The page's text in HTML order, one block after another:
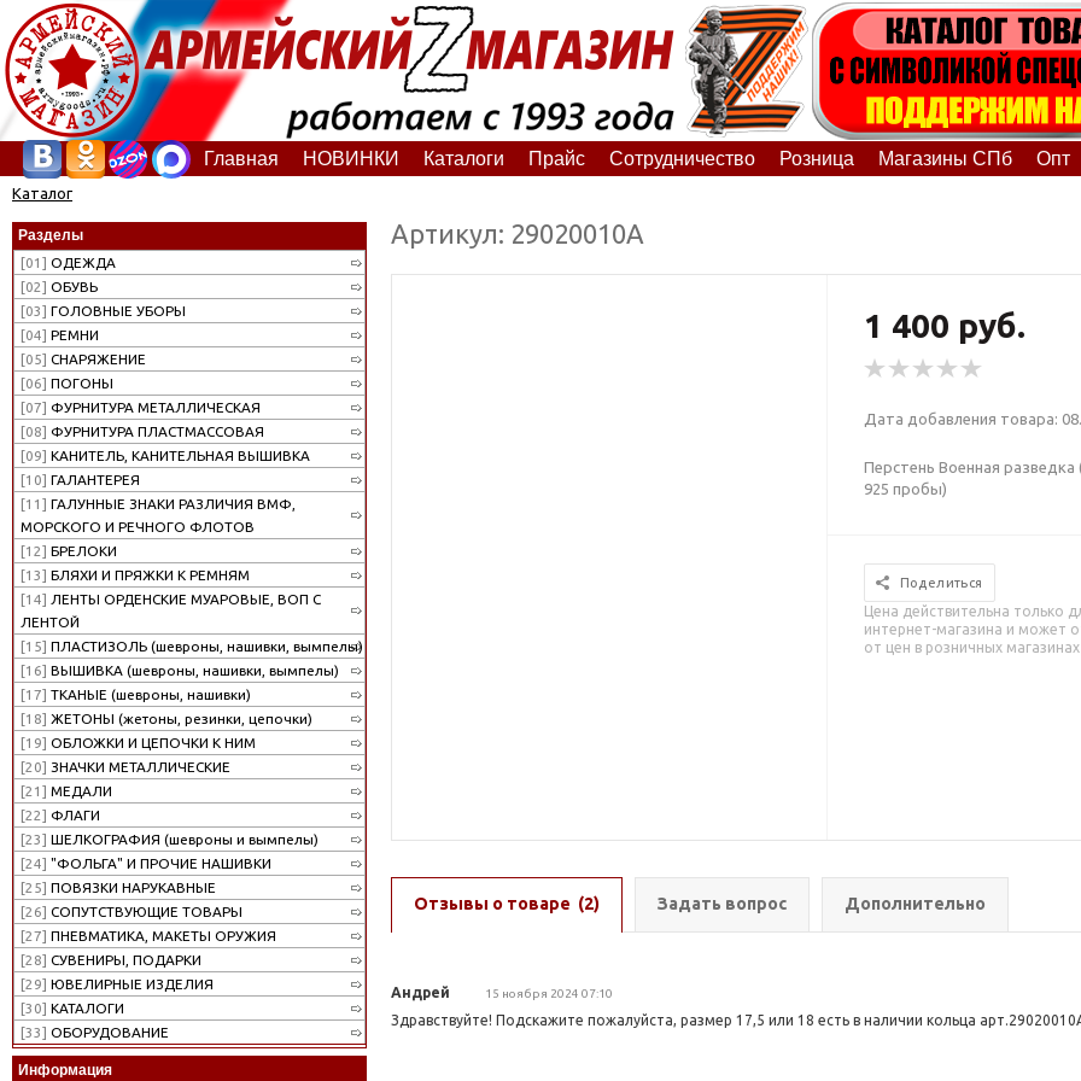
Главная НОВИНКИ Каталоги Прайс Сотрудничество Розница Магазины СПб Опт
Каталог
Разделы
[01] ОДЕЖДА
[02] ОБУВЬ
[03] ГОЛОВНЫЕ УБОРЫ
[04] РЕМНИ
[05] СНАРЯЖЕНИЕ
[06] ПОГОНЫ
[07] ФУРНИТУРА МЕТАЛЛИЧЕСКАЯ
[08] ФУРНИТУРА ПЛАСТМАССОВАЯ
[09] КАНИТЕЛЬ, КАНИТЕЛЬНАЯ ВЫШИВКА
[10] ГАЛАНТЕРЕЯ
[11] ГАЛУННЫЕ ЗНАКИ РАЗЛИЧИЯ ВМФ,
МОРСКОГО И РЕЧНОГО ФЛОТОВ
[12] БРЕЛОКИ
[13] БЛЯХИ И ПРЯЖКИ К РЕМНЯМ
[14] ЛЕНТЫ ОРДЕНСКИЕ МУАРОВЫЕ, ВОП С
ЛЕНТОЙ
[15] ПЛАСТИЗОЛЬ (шевроны, нашивки, вымпелы)
[16] ВЫШИВКА (шевроны, нашивки, вымпелы)
[17] ТКАНЫЕ (шевроны, нашивки)
[18] ЖЕТОНЫ (жетоны, резинки, цепочки)
[19] ОБЛОЖКИ И ЦЕПОЧКИ К НИМ
[20] ЗНАЧКИ МЕТАЛЛИЧЕСКИЕ
[21] МЕДАЛИ
[22] ФЛАГИ
[23] ШЕЛКОГРАФИЯ (шевроны и вымпелы)
[24] "ФОЛЬГА" И ПРОЧИЕ НАШИВКИ
[25] ПОВЯЗКИ НАРУКАВНЫЕ
[26] СОПУТСТВУЮЩИЕ ТОВАРЫ
[27] ПНЕВМАТИКА, МАКЕТЫ ОРУЖИЯ
[28] СУВЕНИРЫ, ПОДАРКИ
[29] ЮВЕЛИРНЫЕ ИЗДЕЛИЯ
[30] КАТАЛОГИ
[33] ОБОРУДОВАНИЕ
Информация
Артикул: 29020010А
1 400 руб.
Дата добавления товара:
Перстень Военная
925 пробы)
Поделиться
Цена действительна только
интернет-магазина и может
от цен в розничных магазинах
Отзывы о товаре (2) Задать вопрос Дополнительно
Андрей 15 ноября 2024 07:10
Здравствуйте! Подскажите пожалуйста, размер 17,5 или 18 есть в наличии кольца